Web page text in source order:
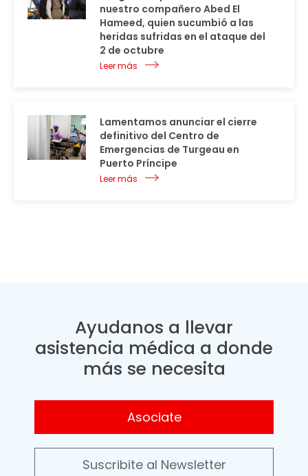
nuestro compañero Abed El
Hameed, quien sucumbió a las
heridas sufridas en el ataque del
2 de octubre
Leer más
Lamentamos anunciar el cierre
definitivo del Centro de
Emergencias de Turgeau en
Puerto Príncipe
Leer más
Ayudanos a llevar
asistencia médica a donde
más se necesita
Asociate
Suscribite al Newsletter